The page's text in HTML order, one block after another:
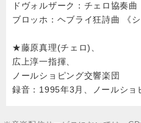
ドヴォルザーク：チェロ協奏
ブロッホ：ヘブライ狂詩曲 《シ
★藤原真理(チェロ)、
広上淳一指揮、
ノールショピング交響楽団
録音：1995年3月、ノールショ